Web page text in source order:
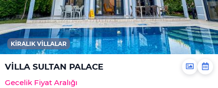
Ücretsizdir
Hizmetler
Ortak Salon/TV Alanı
Özel Havuz
Genel
KIRALIK VILLALAR
VİLLA SULTAN PALACE
Gecelik Fiyat Aralığı